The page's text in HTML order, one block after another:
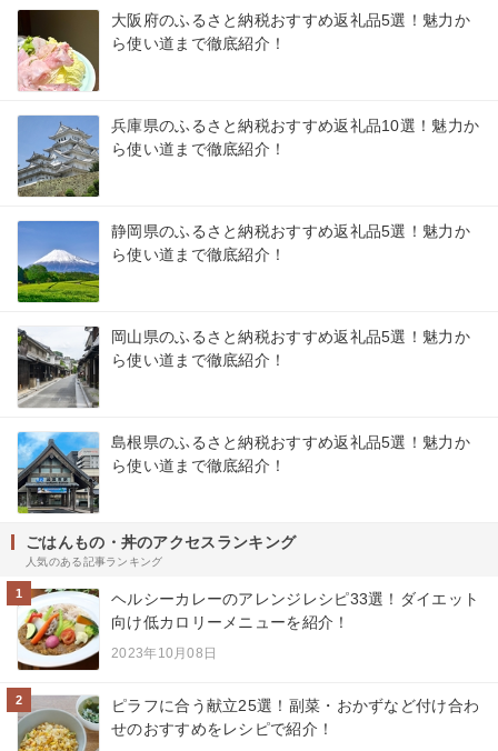
大阪府のふるさと納税おすすめ返礼品5選！魅力か
ら使い道まで徹底紹介！
兵庫県のふるさと納税おすすめ返礼品10選！魅力か
ら使い道まで徹底紹介！
静岡県のふるさと納税おすすめ返礼品5選！魅力か
ら使い道まで徹底紹介！
岡山県のふるさと納税おすすめ返礼品5選！魅力か
ら使い道まで徹底紹介！
島根県のふるさと納税おすすめ返礼品5選！魅力か
ら使い道まで徹底紹介！
ごはんもの・丼のアクセスランキング
人気のある記事ランキング
1
ヘルシーカレーのアレンジレシピ33選！ダイエット
向け低カロリーメニューを紹介！
2023年10月08日
2
ピラフに合う献立25選！副菜・おかずなど付け合わ
せのおすすめをレシピで紹介！